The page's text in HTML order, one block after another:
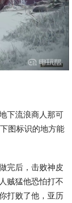
下流浪商人那可
图标识的地方能
完后，击败神皮
贼猛他恐怕打不
打败了他，亚历